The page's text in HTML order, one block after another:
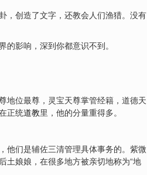
，创造了文字，还教会人们渔猎。没有
影响，深到你都意识不到。
地位最尊，灵宝天尊掌管经籍，道德天
正统道教里，他的分量重得多。
他们是辅佐三清管理具体事务的。紫微
土娘娘，在很多地方被亲切地称为“地